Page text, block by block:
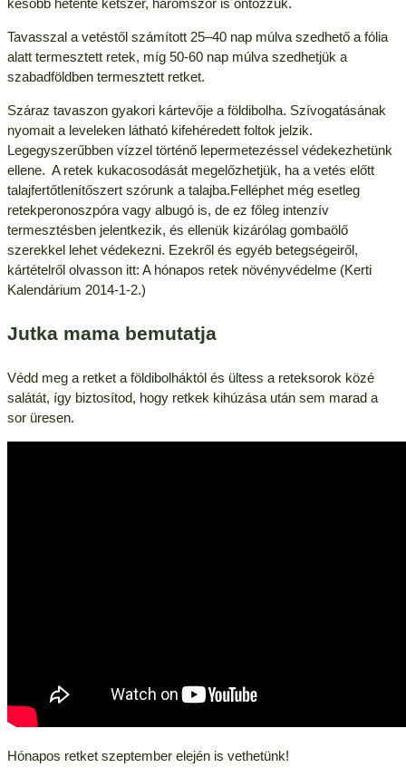
később hetente kétszer, háromszor is öntözzük.
Tavasszal a vetéstől számított 25–40 nap múlva szedhető a fólia
alatt termesztett retek, míg 50-60 nap múlva szedhetjük a
szabadföldben termesztett retket.
Száraz tavaszon gyakori kártevője a földibolha. Szívogatásának
nyomait a leveleken látható kifehéredett foltok jelzik.
Legegyszerűbben vízzel történő lepermetezéssel védekezhetünk
ellene. A retek kukacosodását megelőzhetjük, ha a vetés előtt
talajfertőtlenítőszert szórunk a talajba.Felléphet még esetleg
retekperonoszpóra vagy albugó is, de ez főleg intenzív
termesztésben jelentkezik, és ellenük kizárólag gombaölő
szerekkel lehet védekezni. Ezekről és egyéb betegségeiről,
kártételről olvasson itt: A hónapos retek növényvédelme (Kerti
Kalendárium 2014-1-2.)
Jutka mama bemutatja
Védd meg a retket a földibolháktól és ültess a reteksorok közé
salátát, így biztosítod, hogy retkek kihúzása után sem marad a
sor üresen.
Hónapos retket szeptember elején is vethetünk!